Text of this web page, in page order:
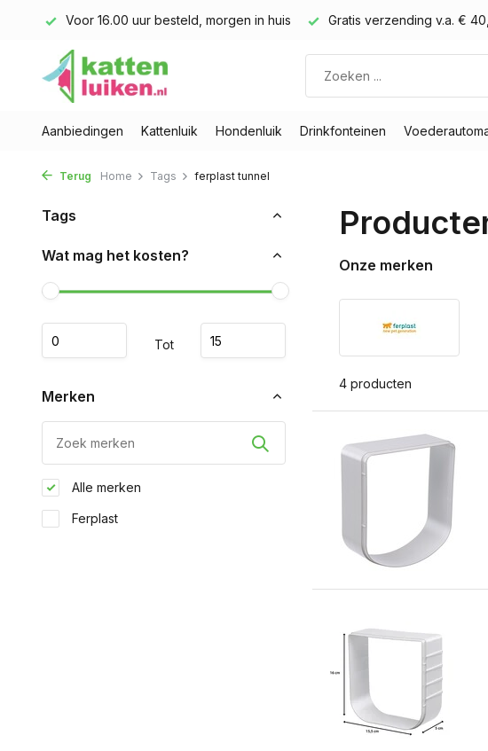
Voor 16.00 uur besteld, morgen in huis Gratis verzending v.a. €
Aanbiedingen Kattenluik Hondenluik Drinkfonteinen
Terug Home Tags ferplast tunnel
Tags
Wat mag het kosten?
Tot
Merken
Alle merken
Ferplast
Onze merken
4 producten